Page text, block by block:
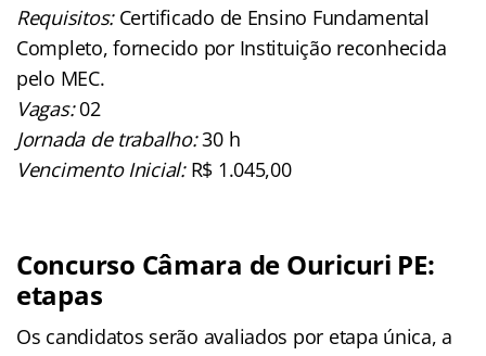
Requisitos: Certificado de Ensino Fundamental
Completo, fornecido por Instituição reconhecida
pelo MEC.
Vagas:02
Jornada de trabalho:30 h
Vencimento Inicial:R$ 1.045,00
Concurso Câmara de Ouricuri PE:
etapas
Os candidatos serão avaliados por etapa única, a